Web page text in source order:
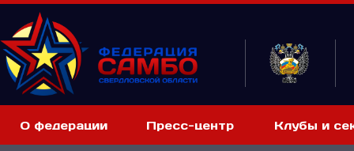
О федерации Пресс-центр Клубы и